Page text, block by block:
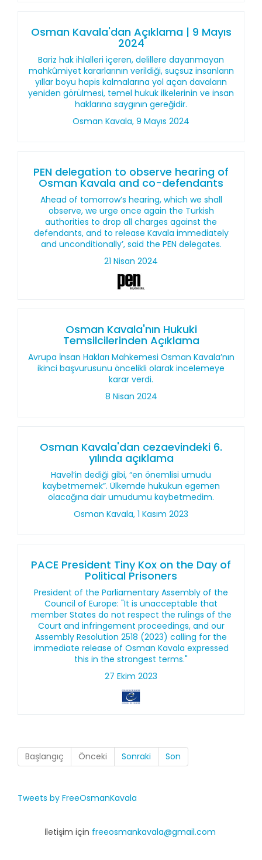
Osman Kavala'dan Açıklama | 9 Mayıs
2024
Bariz hak ihlalleri içeren, delillere dayanmayan
mahkûmiyet kararlarının verildiği, suçsuz insanların
yıllar boyu hapis kalmalarına yol açan davaların
yeniden görülmesi, temel hukuk ilkelerinin ve insan
haklarına saygının gereğidir.
Osman Kavala, 9 Mayıs 2024
PEN delegation to observe hearing of
Osman Kavala and co-defendants
Ahead of tomorrow’s hearing, which we shall
observe, we urge once again the Turkish
authorities to drop all charges against the
defendants, and to release Kavala immediately
and unconditionally’, said the PEN delegates.
21 Nisan 2024
Osman Kavala'nın Hukuki
Temsilcilerinden Açıklama
Avrupa İnsan Hakları Mahkemesi Osman Kavala’nın
ikinci başvurusunu öncelikli olarak incelemeye
karar verdi.
8 Nisan 2024
Osman Kavala'dan cezaevindeki 6.
yılında açıklama
Havel’in dediği gibi, “en önemlisi umudu
kaybetmemek”. Ülkemde hukukun egemen
olacağına dair umudumu kaybetmedim.
Osman Kavala, 1 Kasım 2023
PACE President Tiny Kox on the Day of
Political Prisoners
President of the Parliamentary Assembly of the
Council of Europe: "It is unacceptable that
member States do not respect the rulings of the
Court and infringement proceedings, and our
Assembly Resolution 2518 (2023) calling for the
immediate release of Osman Kavala expressed
this in the strongest terms."
27 Ekim 2023
Başlangıç Önceki Sonraki Son
Tweets by FreeOsmanKavala
İletişim için freeosmankavala@gmail.com